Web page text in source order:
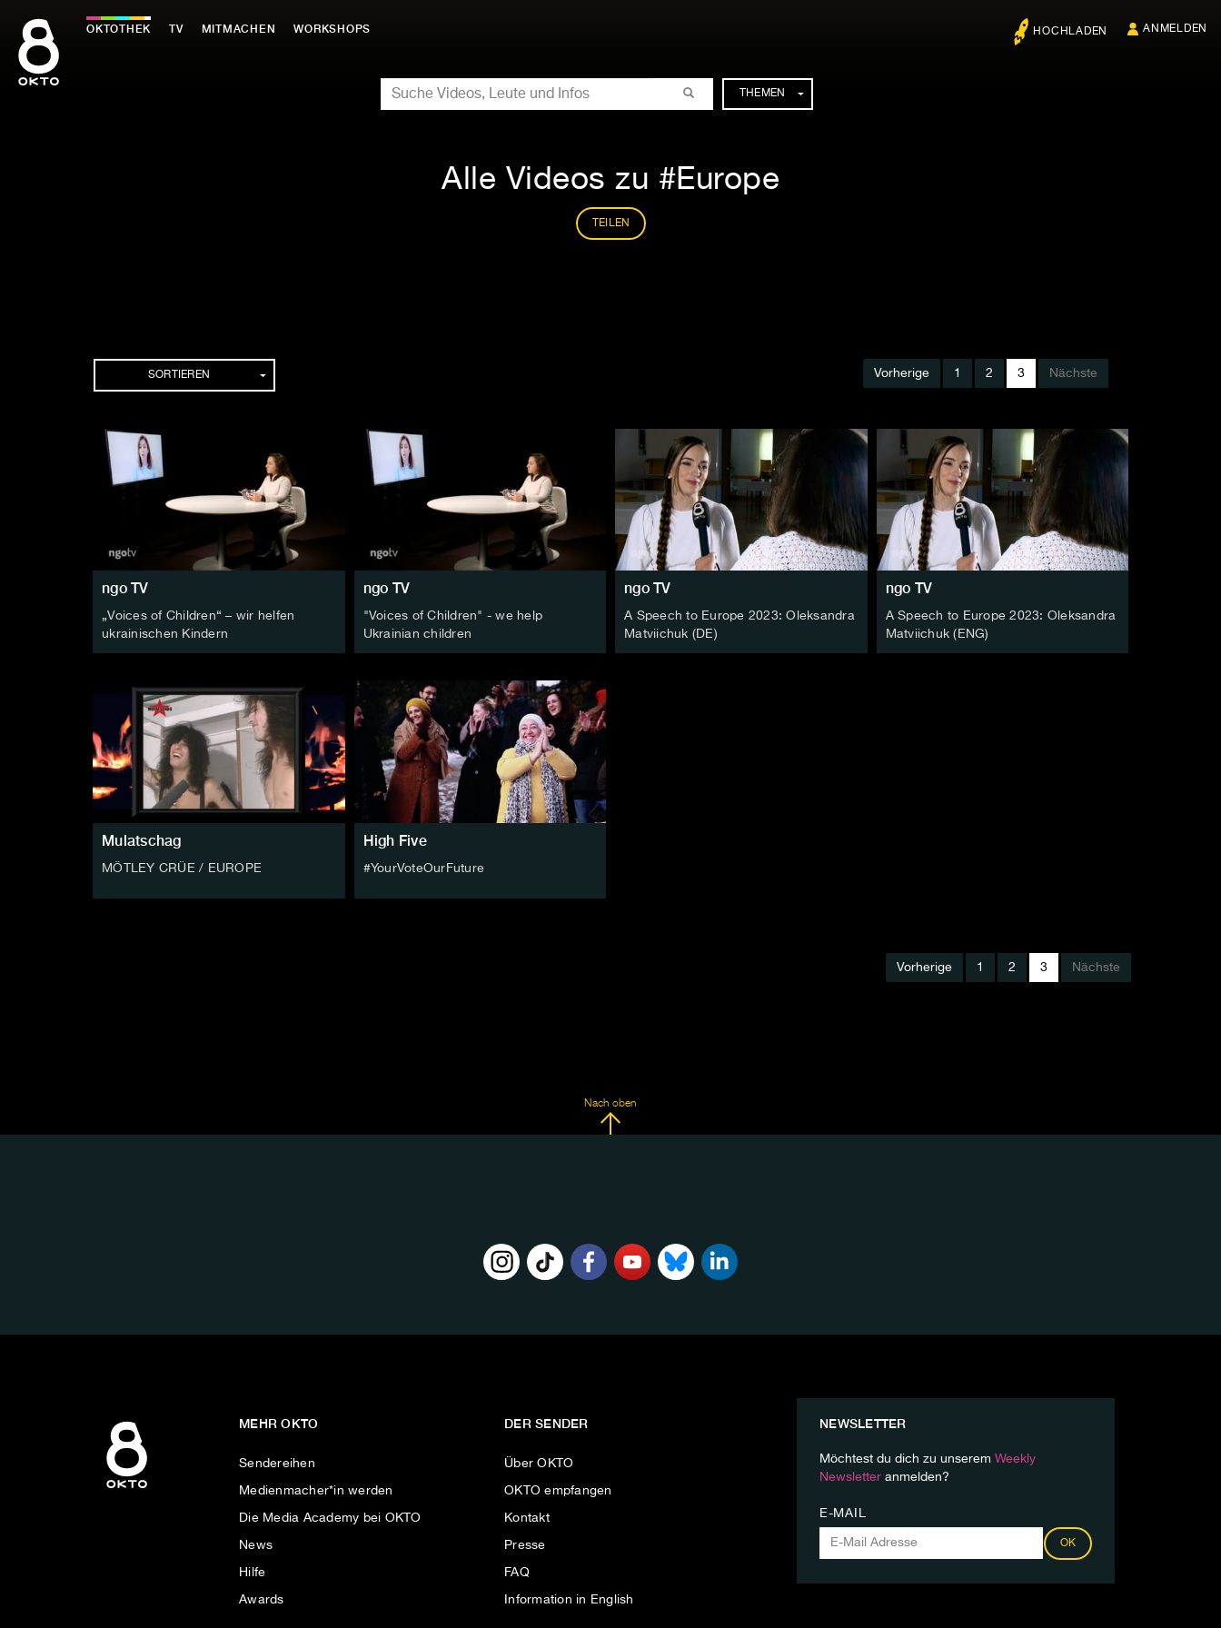
Inhalt
springen
OKTOTHEK TV MITMACHEN WORKSHOPS HOCHLADEN ANMELDEN
SUCHE
THEMEN
Alle Videos zu #Europe
TEILEN
SORTIEREN Vorherige 1 2 3 Nächste
ngo TV
„Voices of Children“ – wir helfen
ukrainischen Kindern
ngo TV
"Voices of Children" - we help
Ukrainian children
ngo TV
A Speech to Europe 2023: Oleksandra
Matviichuk (DE)
ngo TV
A Speech to Europe 2023: Oleksandra
Matviichuk (ENG)
Mulatschag
MÖTLEY CRÜE / EUROPE
High Five
#YourVoteOurFuture
Vorherige 1 2 3 Nächste
Nach oben
MEHR OKTO
Sendereihen
Medienmacher*in werden
Die Media Academy bei OKTO
News
Hilfe
Awards
DER SENDER
Über OKTO
OKTO empfangen
Kontakt
Presse
FAQ
Information in English
NEWSLETTER
Möchtest du dich zu unserem Weekly
Newsletter anmelden?
E-MAIL
OK